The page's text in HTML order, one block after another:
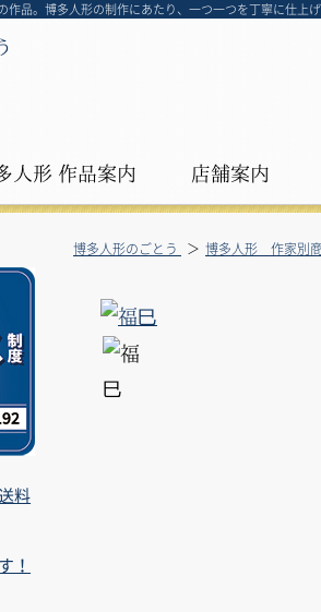
品。博多人形の制作にあたり、一つ一つを丁寧に仕上
人形 作品案内 店舗案内
博多人形のごとう 博多人形 作家別